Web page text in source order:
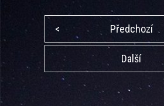
< Předchozí
Další